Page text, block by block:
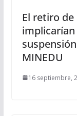
El retiro
MINEDU
16 septiembre,